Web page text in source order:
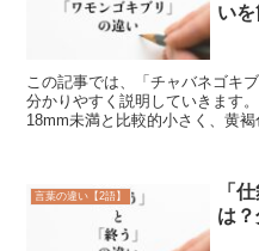
い
この記事では、「チャバネゴキ
分かりやすく説明していきます
18mm未満と比較的小さく、黄
言葉の違い【2語】
「
は